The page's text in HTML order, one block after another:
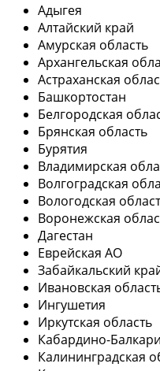
Адыгея
Алтайский край
Амурская область
Архангельская
Астраханская
Башкортостан
Белгородская
Брянская область
Бурятия
Владимирская
Волгоградская
Вологодская
Воронежская
Дагестан
Еврейская АО
Забайкальский
Ивановская
Ингушетия
Иркутская область
Кабардино-
Калининградская